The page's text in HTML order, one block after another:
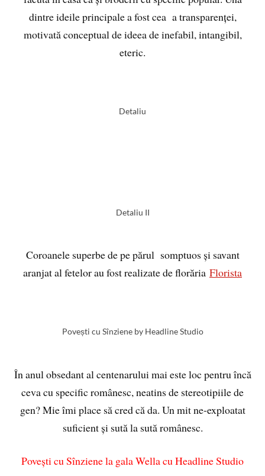
dintre ideile principale a fost cea a transparenței,
motivată conceptual de ideea de inefabil, intangibil,
eteric.
Detaliu
Detaliu II
Coroanele superbe de pe părul somptuos și savant
aranjat al fetelor au fost realizate de florăria Florista
Povești cu Sînziene by Headline Studio
În anul obsedant al centenarului mai este loc pentru încă
ceva cu specific românesc, neatins de stereotipiile de
gen? Mie îmi place să cred că da. Un mit ne-exploatat
suficient și sută la sută românesc.
Povești cu Sînziene la gala Wella cu Headline Studio